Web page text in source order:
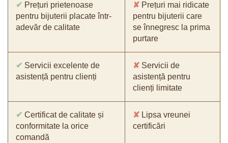
✔ Prețuri prietenoase
pentru bijuterii placate într-
adevăr de calitate
✘ Prețuri mai ridicate
pentru bijuterii care
se înnegresc la prima
purtare
✔ Servicii excelente de
asistență pentru clienți
✘ Servicii de
asistență pentru
clienți limitate
✔ Certificat de calitate și
conformitate la orice
comandă
✘ Lipsa vreunei
certificări